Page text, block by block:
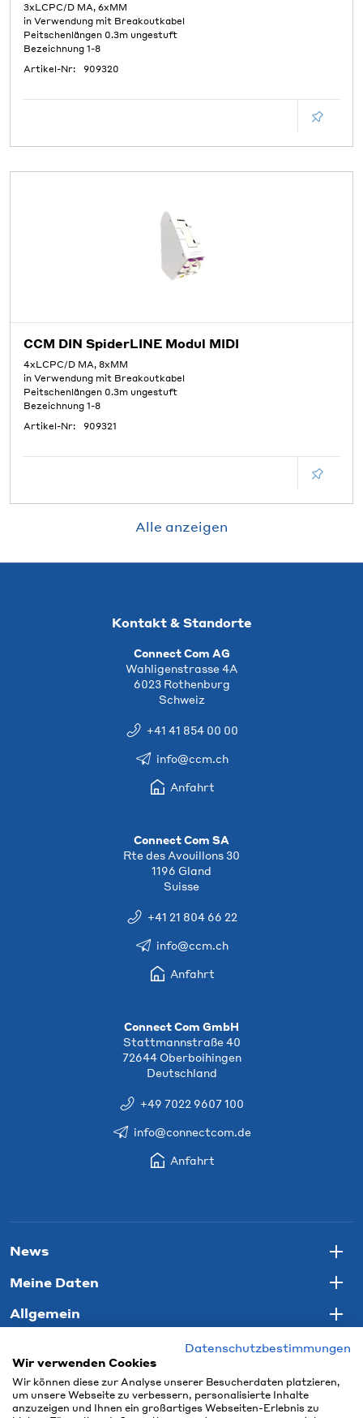
3xLCPC/D MA, 6xMM
in Verwendung mit Breakoutkabel
Peitschenlängen 0.3m ungestuft
Bezeichnung 1-8
Artikel-Nr:
909320
CCM DIN SpiderLINE Modul MIDI
4xLCPC/D MA, 8xMM
in Verwendung mit Breakoutkabel
Peitschenlängen 0.3m ungestuft
Bezeichnung 1-8
Artikel-Nr:
909321
Alle anzeigen
Kontakt & Standorte
Connect Com AG
Wahligenstrasse 4A
6023 Rothenburg
Schweiz
+41 41 854 00 00
info@ccm.ch
Anfahrt
Connect Com SA
Rte des Avouillons 30
1196 Gland
Suisse
+41 21 804 66 22
info@ccm.ch
Anfahrt
Connect Com GmbH
Stattmannstraße 40
72644 Oberboihingen
Deutschland
+49 7022 9607 100
info@connectcom.de
Anfahrt
News
Meine Daten
Allgemein
Datenschutzbestimmungen
Wir verwenden Cookies
Wir können diese zur Analyse unserer Besucherdaten platzieren,
um unsere Webseite zu verbessern, personalisierte Inhalte
anzuzeigen und Ihnen ein großartiges Webseiten-Erlebnis zu